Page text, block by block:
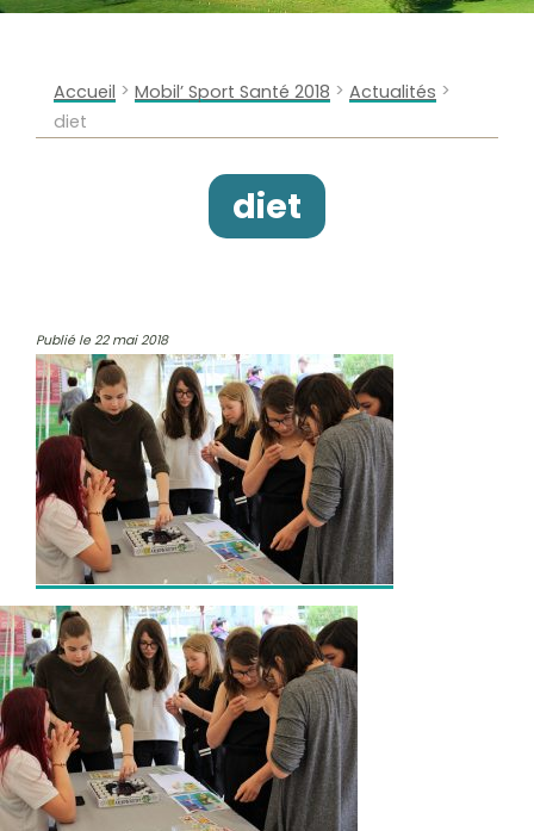
Accueil > Mobil’ Sport Santé 2018 > Actualités >
diet
diet
Publié le 22 mai 2018